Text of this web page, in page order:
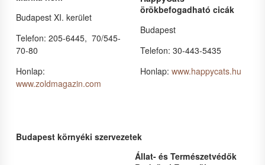
Budapest XI. kerület
Telefon: 205-6445, 70/545-
70-80
Honlap:
www.zoldmagazin.com
örökbefogadható cicák
Budapest
Telefon: 30-443-5435
Honlap:www.happycats.hu
Budapest környéki szervezetek
Állat- és Természetvédők